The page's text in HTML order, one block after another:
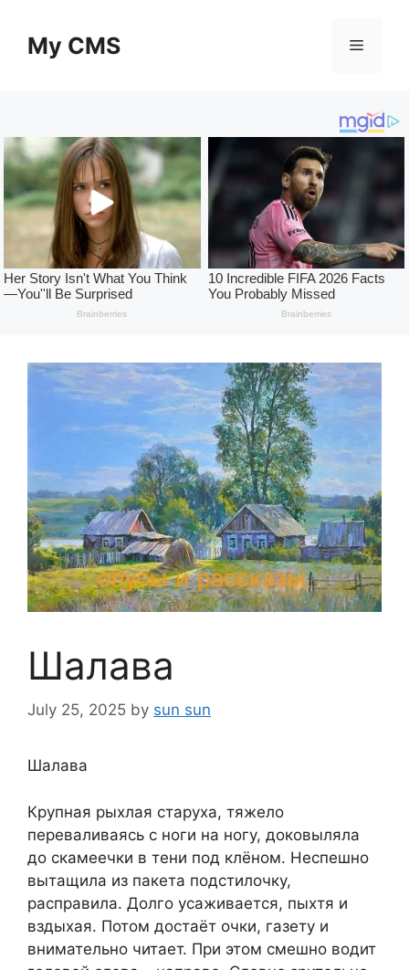
contentMy CMS Menu
Шалава
July 25, 2025 by sun sun
Шалава
Крупная рыхлая старуха, тяжело
переваливаясь с ноги на ногу, доковыляла
до скамеечки в тени под клёном. Неспешно
вытащила из пакета подстилочку,
расправила. Долго усаживается, пыхтя и
вздыхая. Потом достаёт очки, газету и
внимательно читает. При этом смешно водит